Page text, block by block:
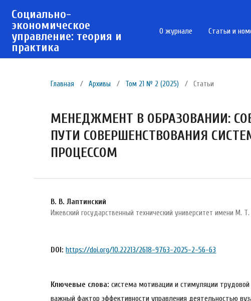
Социально-
экономическое
управление: теория и
практика
О журнале Статьи и
Главная / Архивы / Том 21 № 2 (2025) / Статьи
МЕНЕДЖМЕНТ В ОБРАЗОВАНИИ:
ПУТИ СОВЕРШЕНСТВОВАНИЯ
ПРОЦЕССОМ
В. В. Лаптинский
Ижевский государственный технический университет имени М.
DOI:https://doi.org/10.22213/2618-9763-2025-2-56-63
Ключевые слова:система мотивации и стимуляции
важный фактор эффективности управления деятельностью